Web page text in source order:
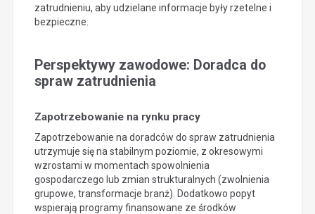
zatrudnieniu, aby udzielane informacje były rzetelne i
bezpieczne.
Perspektywy zawodowe: Doradca do
spraw zatrudnienia
Zapotrzebowanie na rynku pracy
Zapotrzebowanie na doradców do spraw zatrudnienia
utrzymuje się na stabilnym poziomie, z okresowymi
wzrostami w momentach spowolnienia
gospodarczego lub zmian strukturalnych (zwolnienia
grupowe, transformacje branż). Dodatkowo popyt
wspierają programy finansowane ze środków